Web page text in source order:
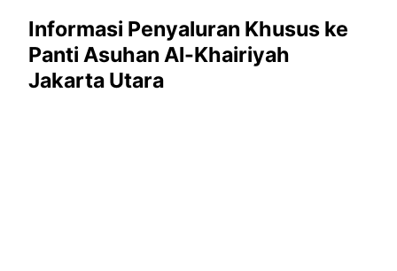
Informasi Penyaluran Khusus ke
Panti Asuhan Al-Khairiyah
Jakarta Utara